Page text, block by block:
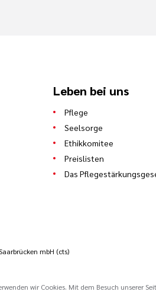
Leben bei uns
Pflege
Seelsorge
Ethikkomitee
Preislisten
Das
mbH (cts)
wir Cookies. Mit dem Besuch unserer